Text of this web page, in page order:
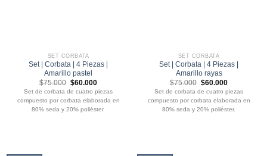
SET CORBATA
Set | Corbata | 4 Piezas |
Amarillo pastel
$75.000 El
precio
original
era:
$75.000.
$60.000El
precio
actual
es:
$60.000.
Set de corbata de cuatro piezas
compuesto por corbata elaborada en
80% seda y 20% poliéster.
SET CORBATA
Set | Corbata | 4 Piezas |
Amarillo rayas
$75.000 El
precio
original
era:
$75.000.
$60.000El
precio
actual
es:
$60.000.
Set de corbata de cuatro piezas
compuesto por corbata elaborada en
80% seda y 20% poliéster.